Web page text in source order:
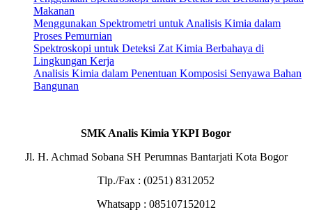
Makanan
Menggunakan Spektrometri untuk Analisis Kimia dalam
Proses Pemurnian
Spektroskopi untuk Deteksi Zat Kimia Berbahaya di
Lingkungan Kerja
Analisis Kimia dalam Penentuan Komposisi Senyawa Bahan
Bangunan
SMK Analis Kimia YKPI Bogor
Jl. H. Achmad Sobana SH Perumnas Bantarjati Kota Bogor
Tlp./Fax : (0251) 8312052
Whatsapp : 085107152012